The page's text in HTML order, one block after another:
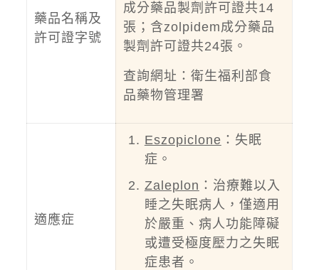
藥品名稱及
許可證字號
成分藥品製劑許可證共14
張；含zolpidem成分藥品
製劑許可證共24張。
查詢網址： 衛生福利部食
品藥物管理署
適應症
Eszopiclone ：失眠
症。
Zaleplon ：治療難以入
睡之失眠病人，僅適用
於嚴重、病人功能障礙
或遭受極度壓力之失眠
症患者。